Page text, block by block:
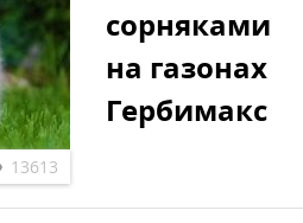
13613
сорняками
на газонах
Гербимакс